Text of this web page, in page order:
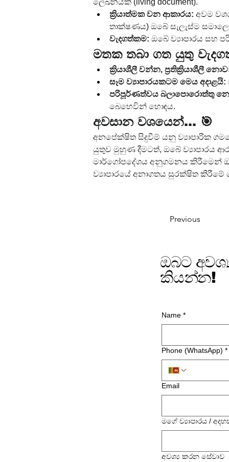
ලේඛනයකි (living document).
ක්‍රියාත්මක වන ආකාරය: අවම
තාක්ෂණය) ඔබේ සැලැස්ම
වැදගත්කම: ඔබේ ව්‍යාපාරය සහ
මතක තබා ගත යුතු
ක්‍රියාශීලී වන්න, ප්‍රතික්‍රියාශීලී
සෑම ව්‍යාපාරයකටම මෙය අදාළයි:
පරිපූර්ණත්වය බලාපොරොත්තු
බෙහෙවින් හොඳය.
අවසාන වශයෙන්... 🎯
අනපේක්ෂිත සිදුවීම් යනු ව්‍යාපාරික
යුතුව මුහුණ දීමටත්, ඔබේ ව්‍යාපාරය
මාර්ගෝපදේශය අනුගමනය කිරීමෙන්
ව්‍යාපාරයේ අනාගතය සුරක්ෂිත
Previous
ඔබට
කියන්න!
Name *
Phone (WhatsApp) *
Email
මගේ ව්‍යාපාරය /
අවශ්‍ය කරන සේවාව